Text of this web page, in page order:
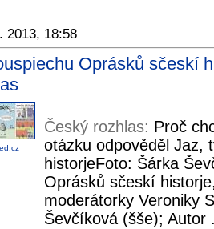
2013, 18:58
Oprásků sčeskí
Český rozhlas: Proč
otázku odpověděl Jaz,
historjeFoto: Šárka
Oprásků sčeskí
moderátorky Veroniky
Ševčíková (šše); Autor